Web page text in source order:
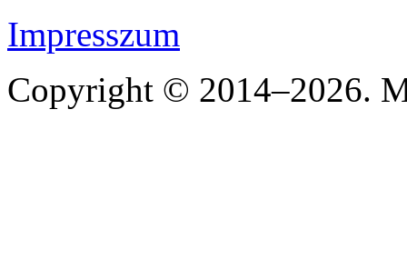
Impresszum
Copyright © 2014–2026.